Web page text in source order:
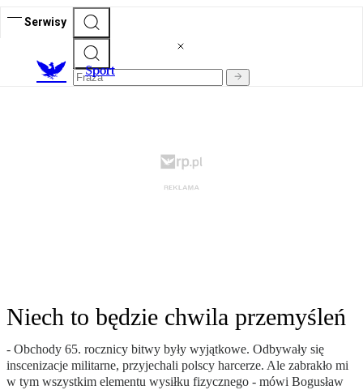
Serwisy
Sport
Niech to będzie chwila przemyśleń
- Obchody 65. rocznicy bitwy były wyjątkowe. Odbywały się
inscenizacje militarne, przyjechali polscy harcerze. Ale zabrakło mi
w tym wszystkim elementu wysiłku fizycznego - mówi Bogusław